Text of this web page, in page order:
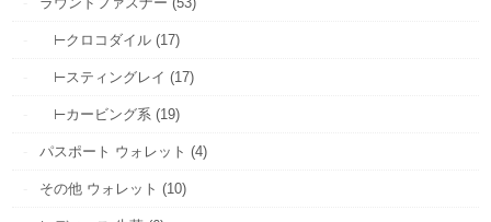
⊢クロコダイル (17)
⊢スティングレイ (17)
⊢カービング系 (19)
パスポート ウォレット (4)
その他 ウォレット (10)